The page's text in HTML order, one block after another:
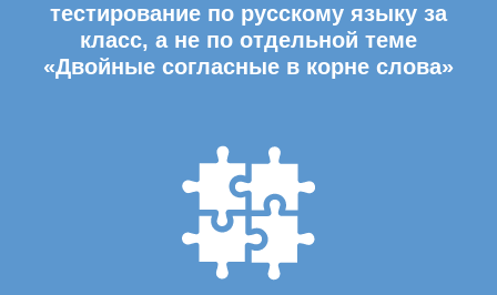
тестирование по русскому языку за
класс, а не по отдельной теме
«Двойные согласные в корне слова»